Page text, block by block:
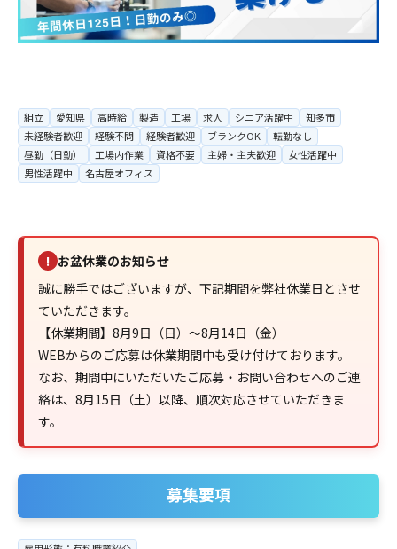
組立 愛知県 高時給 製造 工場 求人 シニア活躍中
知多市
未経験者歓迎
経験不問 経験者歓迎 ブランクOK
転勤なし
昼勤（日勤）
工場内作業 資格不要 主婦・主夫歓迎
女性活躍中
男性活躍中
名古屋オフィス
! お盆休業のお知らせ
誠に勝手ではございますが、下記期間を弊社休業日とさせ
ていただきます。
【休業期間】8月9日（日）～8月14日（金）
WEBからのご応募は休業期間中も受け付けております。
なお、期間中にいただいたご応募・お問い合わせへのご連
絡は、8月15日（土）以降、順次対応させていただきま
す。
募集要項